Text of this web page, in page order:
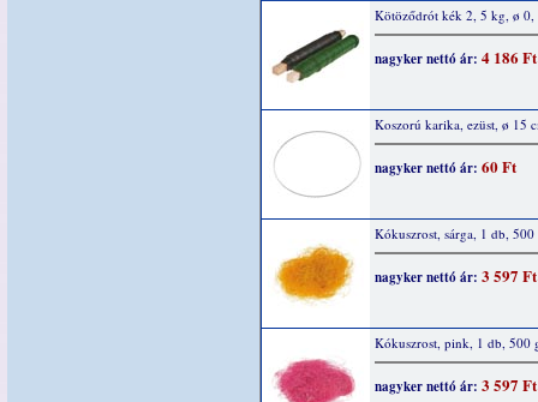
Kötöződrót kék 2, 5 kg, ø 0,
nagyker nettó ár: 4 186 Ft
Koszorú karika, ezüst, ø 15
nagyker nettó ár: 60 Ft
Kókuszrost, sárga, 1 db, 500
nagyker nettó ár: 3 597 Ft
Kókuszrost, pink, 1 db, 500
nagyker nettó ár: 3 597 Ft